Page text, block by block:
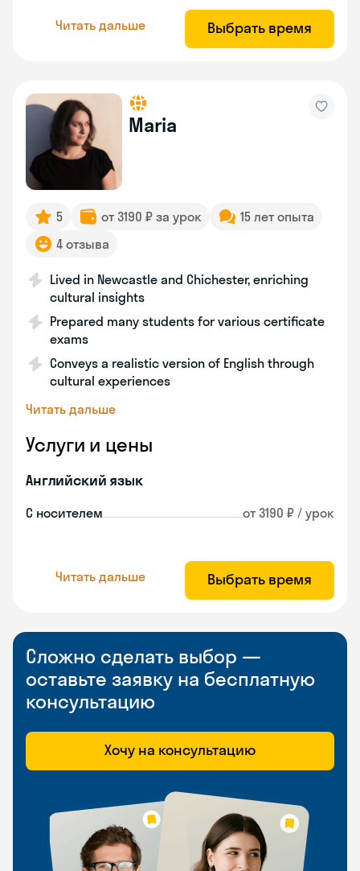
Читать дальше Выбрать время
Maria
5 от 3190 ₽ за урок
15 лет опыта
4 отзыва
Lived in Newcastle and Chichester, enriching
cultural insights
Prepared many students for various certificate
exams
Conveys a realistic version of English through
cultural experiences
Читать дальше
Услуги и цены
Английский язык
С носителем от 3190 ₽ / урок
Читать дальше Выбрать время
Сложно сделать выбор —
оставьте заявку на бесплатную
консультацию
Хочу на консультацию